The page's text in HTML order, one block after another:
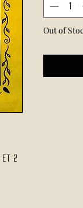
et 2
Out of